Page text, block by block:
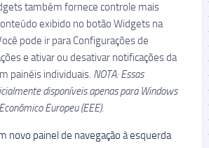
também fornece controle mais
exibido no botão Widgets na
pode ir para Configurações de
e ativar ou desativar notificações da
painéis individuais. NOTA: Essas
disponíveis apenas para Windows
Europeu (EEE).